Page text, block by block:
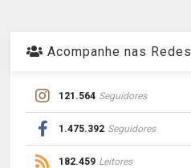
Acompanhe nas Redes
121.564 Seguidores
1.475.392 Seguidores
182.459 Leitores